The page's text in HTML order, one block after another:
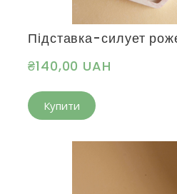
Підставка-силует
₴140,00 UAH
Купити